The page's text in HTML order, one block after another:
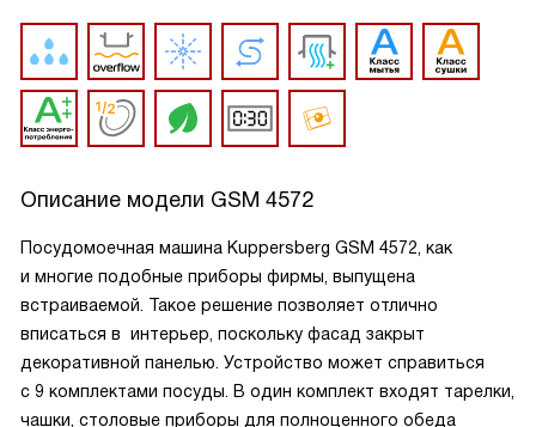
Описание модели GSM 4572
Посудомоечная машина Kuppersberg GSM 4572, как
и многие подобные приборы фирмы, выпущена
встраиваемой. Такое решение позволяет отлично
вписаться в интерьер, поскольку фасад закрыт
декоративной панелью. Устройство может справиться
с 9 комплектами посуды. В один комплект входят тарелки,
чашки, столовые приборы для полноценного обеда